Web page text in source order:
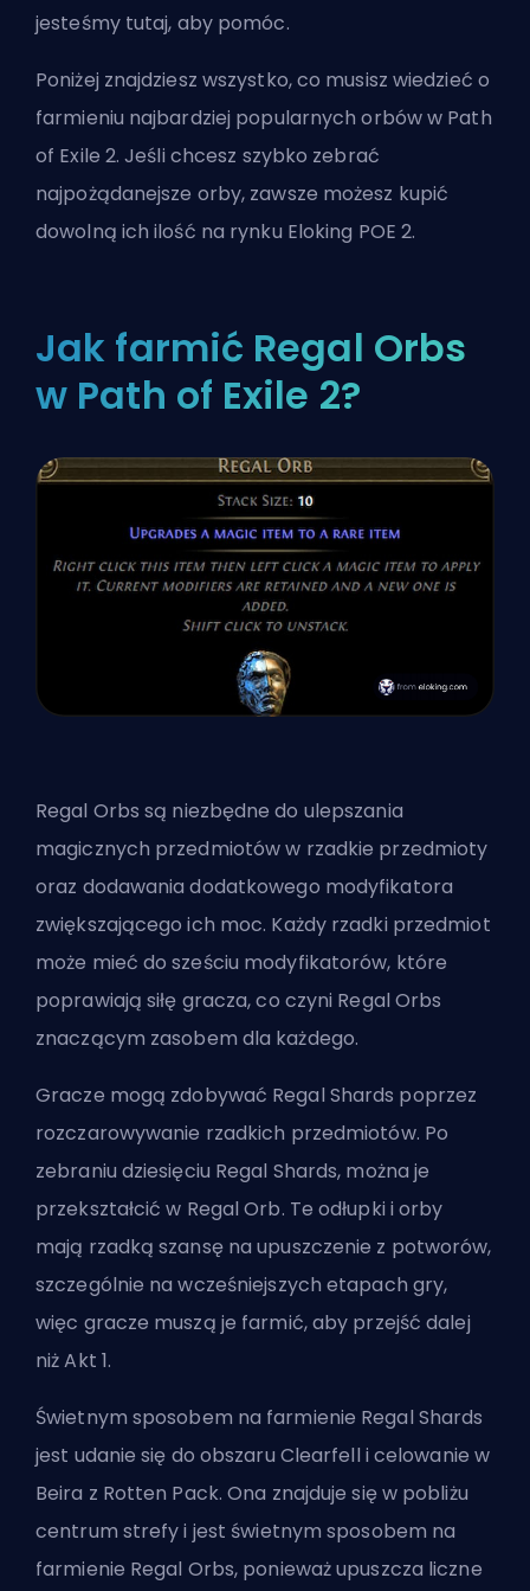
jesteśmy tutaj, aby pomóc.
Poniżej znajdziesz wszystko, co musisz wiedzieć o
farmieniu najbardziej popularnych orbów w Path
of Exile 2. Jeśli chcesz szybko zebrać
najpożądanejsze orby, zawsze możesz kupić
dowolną ich ilość na rynku Eloking POE 2.
Jak farmić Regal Orbs
w Path of Exile 2?
Regal Orbs są niezbędne do ulepszania
magicznych przedmiotów w rzadkie przedmioty
oraz dodawania dodatkowego modyfikatora
zwiększającego ich moc. Każdy rzadki przedmiot
może mieć do sześciu modyfikatorów, które
poprawiają siłę gracza, co czyni Regal Orbs
znaczącym zasobem dla każdego.
Gracze mogą zdobywać Regal Shards poprzez
rozczarowywanie rzadkich przedmiotów. Po
zebraniu dziesięciu Regal Shards, można je
przekształcić w Regal Orb. Te odłupki i orby
mają rzadką szansę na upuszczenie z potworów,
szczególnie na wcześniejszych etapach gry,
więc gracze muszą je farmić, aby przejść dalej
niż Akt 1.
Świetnym sposobem na farmienie Regal Shards
jest udanie się do obszaru Clearfell i celowanie w
Beira z Rotten Pack. Ona znajduje się w pobliżu
centrum strefy i jest świetnym sposobem na
farmienie Regal Orbs, ponieważ upuszcza liczne